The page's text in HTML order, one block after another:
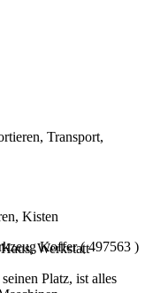
Transport,
Kisten
Werkstatt
Koffer ( 497563 )
Platz, ist alles